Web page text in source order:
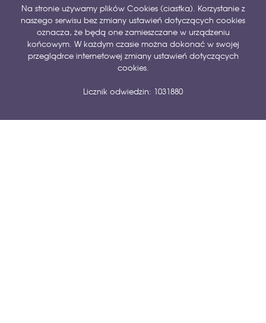
Na stronie używamy plików Cookies (ciastka). Korzystanie z
naszego serwisu bez zmiany ustawień dotyczących cookies
oznacza, że będą one zamieszczane w urządzeniu
końcowym. W każdym czasie można dokonać w swojej
przeglądrce internetowej zmiany ustawień dotyczących
cookies.
Licznik odwiedzin: 1031880